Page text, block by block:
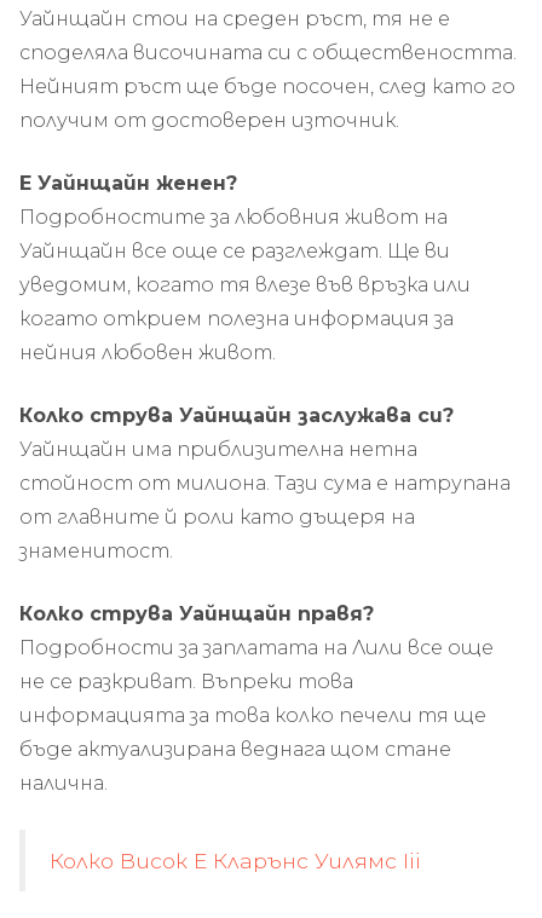
Уайнщайн стои на среден ръст, тя не е
споделяла височината си с обществеността.
Нейният ръст ще бъде посочен, след като го
получим от достоверен източник.
Е Уайнщайн женен?
Подробностите за любовния живот на
Уайнщайн все още се разглеждат. Ще ви
уведомим, когато тя влезе във връзка или
когато открием полезна информация за
нейния любовен живот.
Колко струва Уайнщайн заслужава си?
Уайнщайн има приблизителна нетна
стойност от милиона. Тази сума е натрупана
от главните й роли като дъщеря на
знаменитост.
Колко струва Уайнщайн правя?
Подробности за заплатата на Лили все още
не се разкриват. Въпреки това
информацията за това колко печели тя ще
бъде актуализирана веднага щом стане
налична.
Колко Висок Е Кларънс Уилямс Iii